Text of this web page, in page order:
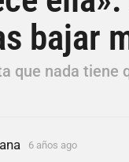
bajar
que nada tiene
6 años ago